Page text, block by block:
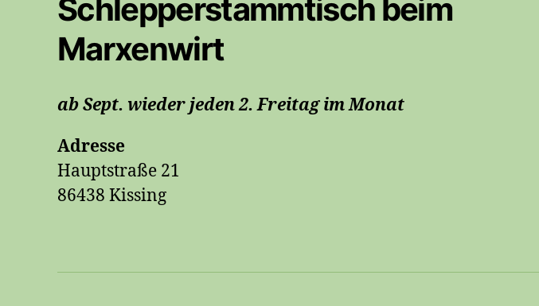
Schlepperstammtisch beim
Marxenwirt
ab Sept. wieder jeden 2. Freitag im Monat
Adresse
Hauptstraße 21
86438 Kissing